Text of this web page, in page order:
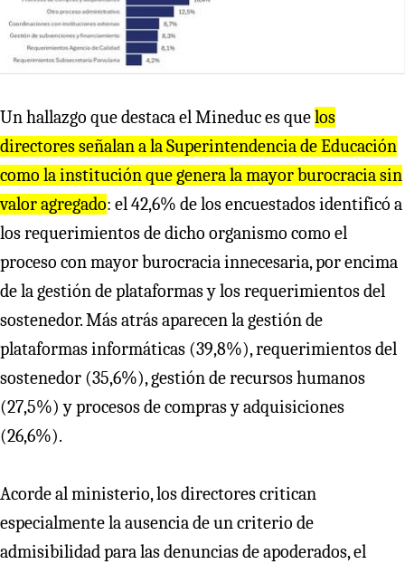
Un hallazgo que destaca el Mineduc es quelos
directores señalan a la Superintendencia de Educación
como la institución que genera la mayor burocracia sin
valor agregado: el 42,6% de los encuestados identificó a
los requerimientos de dicho organismo como el
proceso con mayor burocracia innecesaria, por encima
de la gestión de plataformas y los requerimientos del
sostenedor. Más atrás aparecen la gestión de
plataformas informáticas (39,8%), requerimientos del
sostenedor (35,6%), gestión de recursos humanos
(27,5%) y procesos de compras y adquisiciones
(26,6%).
Acorde al ministerio, los directores critican
especialmente la ausencia de un criterio de
admisibilidad para las denuncias de apoderados, el